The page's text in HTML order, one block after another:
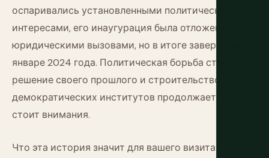
оспаривались установленными политическими
интересами, его инаугурация была отложена
юридическими вызовами, но в итоге завершена в
январе 2024 года. Политическая борьба страны за
решение своего прошлого и строительство
демократических институтов продолжается и
стоит внимания.
Что эта история значит для вашего визита: